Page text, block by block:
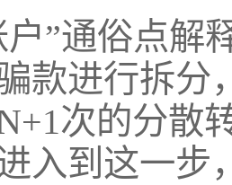
户”通俗点解
款进行拆分
次的分散
入到这一步